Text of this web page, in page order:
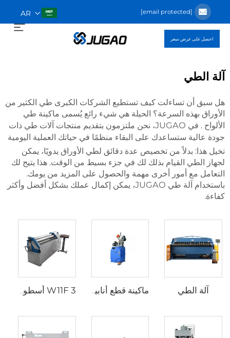
[email protected]
AR
احصل على عرض سعر
آلة الطي
هل سبق أن تساءلت كيف تستطيع الشركات الكبرى طي الكثير من
الأوراق بهذه السرعة؟ الحيلة هي شيء رائع يُسمى ماكينة طي
الألواح
. في JUGAO، نحن ملتزمون بتقديم منتجات آلات طي ذات
جودة عالية ستساعدك على البقاء منظمًا في حياتك العملية اليومية
تخيل هذا: بدلاً من تخصيص عدة دقائق لطي الأوراق يدويًا، يمكن
لجهاز الطي القيام بذلك لك في جزء بسيط من الوقت. هذا يتيح لك
التعامل مع أمور أخرى مهمة والحصول على المزيد من يومك.
باستخدام آلة طي JUGAO، يمكن إكمال عملك بشكل أفضل وأكثر
كفاءة.
آلة الطي ماكينة قطع أنابيب هوائية